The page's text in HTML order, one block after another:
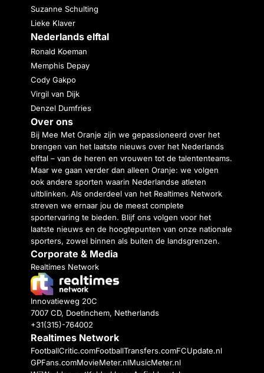
Suzanne Schulting
Lieke Klaver
Nederlands elftal
Ronald Koeman
Memphis Depay
Cody Gakpo
Virgil van Dijk
Denzel Dumfries
Over ons
Bij Mee Met Oranje zijn we gepassioneerd over het
brengen van het laatste nieuws over het Nederlands
elftal – van de heren en vrouwen tot de talententeams.
Maar we gaan verder dan alleen Oranje: we volgen
ook andere sporten waarin Nederlandse atleten
uitblinken. Als onderdeel van het Realtimes Network
streven we ernaar jou de meest complete
sportervaring te bieden. Blijf ons volgen voor het
laatste nieuws en de hoogtepunten van onze nationale
sporters, zowel binnen als buiten de landsgrenzen.
Corporate & Media
Realtimes Network
Innovatieweg 20C
7007 CD, Doetinchem, Netherlands
+31(315)-764002
Realtimes Network
FootballCritic.comFootballTransfers.comFCUpdate.nl
GPFans.comMovieMeter.nlMusicMeter.nl